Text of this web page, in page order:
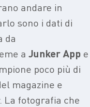
andare in
sono i dati di
da
a Junker App e
poco più di
magazine e
La fotografia che